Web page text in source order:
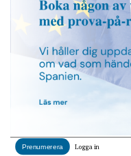
Prenumerera Logga in